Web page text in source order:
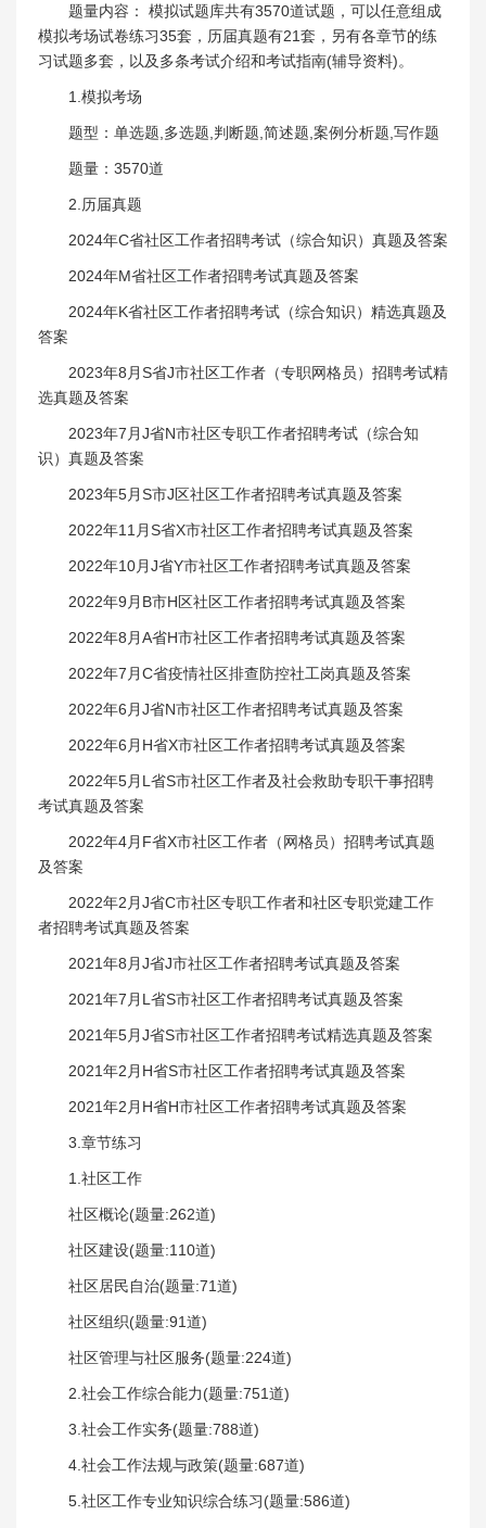
题量内容： 模拟试题库共有3570道试题，可以任意组成
模拟考场试卷练习35套，历届真题有21套，另有各章节的练
习试题多套，以及多条考试介绍和考试指南(辅导资料)。
1.模拟考场
题型：单选题,多选题,判断题,简述题,案例分析题,写作题
题量：3570道
2.历届真题
2024年C省社区工作者招聘考试（综合知识）真题及答案
2024年M省社区工作者招聘考试真题及答案
2024年K省社区工作者招聘考试（综合知识）精选真题及
答案
2023年8月S省J市社区工作者（专职网格员）招聘考试精
选真题及答案
2023年7月J省N市社区专职工作者招聘考试（综合知
识）真题及答案
2023年5月S市J区社区工作者招聘考试真题及答案
2022年11月S省X市社区工作者招聘考试真题及答案
2022年10月J省Y市社区工作者招聘考试真题及答案
2022年9月B市H区社区工作者招聘考试真题及答案
2022年8月A省H市社区工作者招聘考试真题及答案
2022年7月C省疫情社区排查防控社工岗真题及答案
2022年6月J省N市社区工作者招聘考试真题及答案
2022年6月H省X市社区工作者招聘考试真题及答案
2022年5月L省S市社区工作者及社会救助专职干事招聘
考试真题及答案
2022年4月F省X市社区工作者（网格员）招聘考试真题
及答案
2022年2月J省C市社区专职工作者和社区专职党建工作
者招聘考试真题及答案
2021年8月J省J市社区工作者招聘考试真题及答案
2021年7月L省S市社区工作者招聘考试真题及答案
2021年5月J省S市社区工作者招聘考试精选真题及答案
2021年2月H省S市社区工作者招聘考试真题及答案
2021年2月H省H市社区工作者招聘考试真题及答案
3.章节练习
1.社区工作
社区概论(题量:262道)
社区建设(题量:110道)
社区居民自治(题量:71道)
社区组织(题量:91道)
社区管理与社区服务(题量:224道)
2.社会工作综合能力(题量:751道)
3.社会工作实务(题量:788道)
4.社会工作法规与政策(题量:687道)
5.社区工作专业知识综合练习(题量:586道)